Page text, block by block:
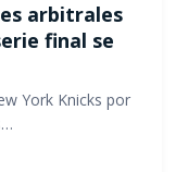
arbitrales
final se
York Knicks por